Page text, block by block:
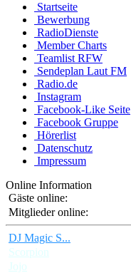
Startseite
Bewerbung
RadioDienste
Member Charts
Teamlist RFW
Sendeplan Laut FM
Radio.de
Instagram
Facebook-Like Seite
Facebook Gruppe
Hörerlist
Datenschutz
Impressum
Online Information
Gäste online:
Mitglieder online:
DJ Magic S...
Scorpion
Jojo